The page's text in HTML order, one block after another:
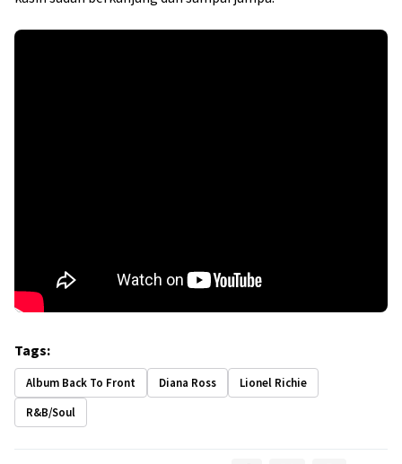
Tags:
Album Back To Front Diana Ross
Lionel Richie
R&B/Soul